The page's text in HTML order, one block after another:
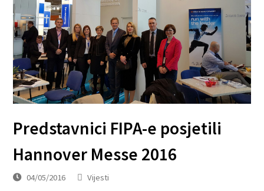
Predstavnici FIPA-e posjetili
Hannover Messe 2016
04/05/2016 Vijesti